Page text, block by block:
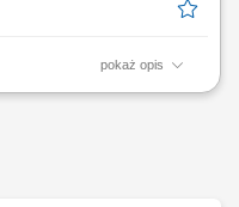
pokaż opis